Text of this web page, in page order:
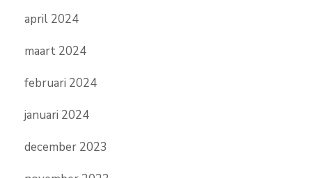
april 2024
maart 2024
februari 2024
januari 2024
december 2023